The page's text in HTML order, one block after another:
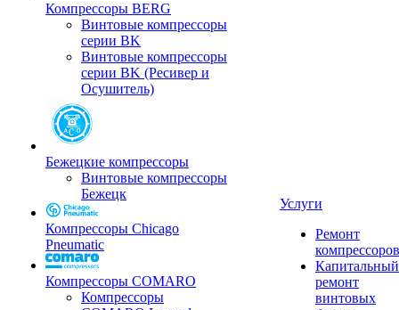
Компрессоры BERG
Винтовые компрессоры
серии BK
Винтовые компрессоры
серии BK (Ресивер и
Осушитель)
Бежецкие компрессоры
Винтовые компрессоры
Бежецк
Компрессоры Chicago
Pneumatic
Компрессоры COMARO
Компрессоры
Услуги
Ремонт
компрессоров
Капитальный
ремонт
винтовых